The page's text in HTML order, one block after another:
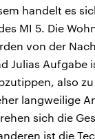
handelt es
MI 5. Die
von der
Julias Aufgabe
also
langweilige
sich die
ist die